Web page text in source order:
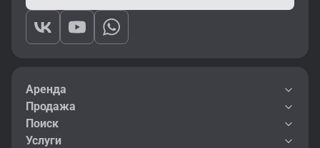
Аренда
Продажа
Поиск
Услуги